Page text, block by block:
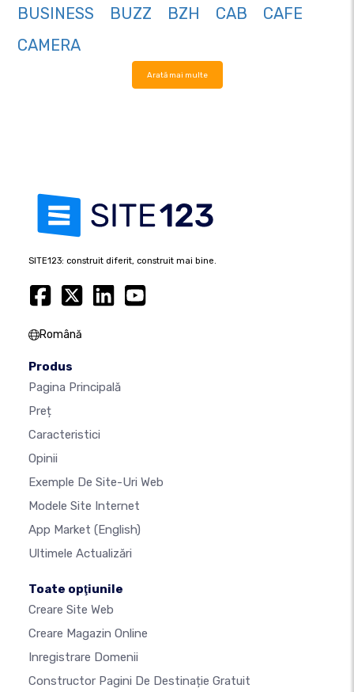
BUSINESS
BUZZ BZH CAB
CAFE
CAMERA
Arată mai multe
SITE123: construit diferit, construit mai bine.
Română
Produs
Pagina Principală
Preț
Caracteristici
Opinii
Exemple De Site-Uri Web
Modele Site Internet
App Market (English)
Ultimele Actualizări
Toate opţiunile
Creare Site Web
Creare Magazin Online
Inregistrare Domenii
Constructor Pagini De Destinație Gratuit